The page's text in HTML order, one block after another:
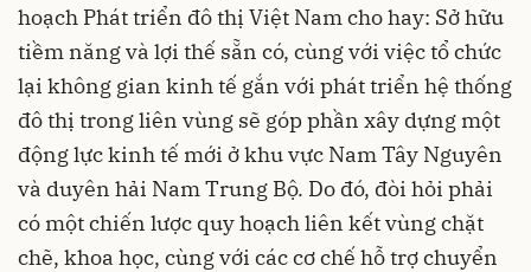
hoạch Phát triển đô thị Việt Nam cho hay: Sở hữu
tiềm năng và lợi thế sẵn có, cùng với việc tổ chức
lại không gian kinh tế gắn với phát triển hệ thống
đô thị trong liên vùng sẽ góp phần xây dựng một
động lực kinh tế mới ở khu vực Nam Tây Nguyên
và duyên hải Nam Trung Bộ. Do đó, đòi hỏi phải
có một chiến lược quy hoạch liên kết vùng chặt
chẽ, khoa học, cùng với các cơ chế hỗ trợ chuyển